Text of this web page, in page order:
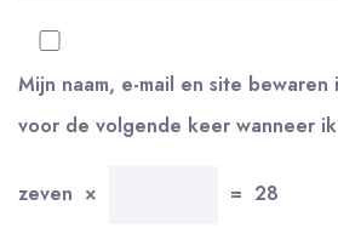
Mijn naam, e-mail en site
voor de volgende keer wanneer
zeven × = 28